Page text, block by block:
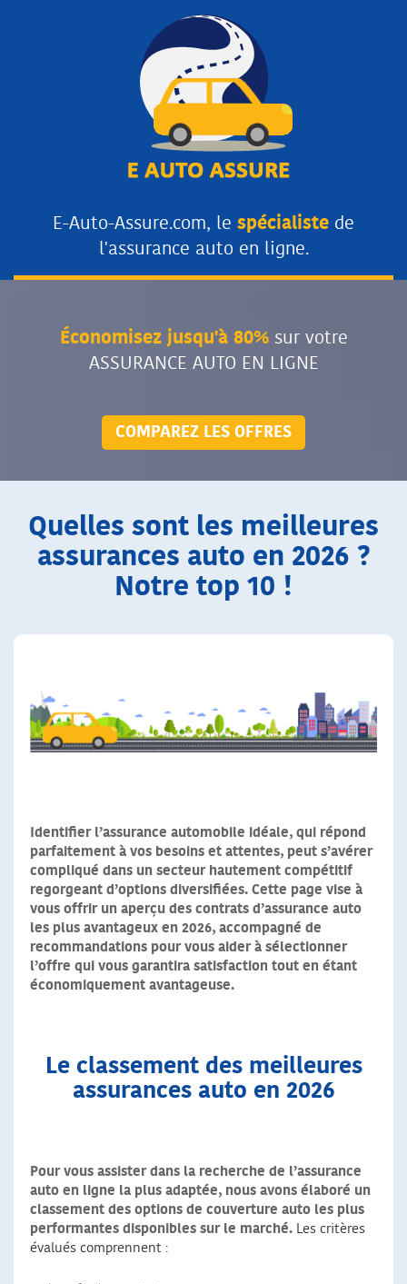
E-Auto-Assure.com, le spécialiste de
l'assurance auto en ligne.
Économisez jusqu'à 80% sur votre
ASSURANCE AUTO EN LIGNE
COMPAREZ LES OFFRES
Quelles sont les meilleures
assurances auto en 2026 ?
Notre top 10 !
Identifier l’assurance automobile idéale, qui répond
parfaitement à vos besoins et attentes, peut s’avérer
compliqué dans un secteur hautement compétitif
regorgeant d’options diversifiées. Cette page vise à
vous offrir un aperçu des contrats d’assurance auto
les plus avantageux en 2026, accompagné de
recommandations pour vous aider à sélectionner
l’offre qui vous garantira satisfaction tout en étant
économiquement avantageuse.
Le classement des meilleures
assurances auto en 2026
Pour vous assister dans la recherche de l’assurance
auto en ligne la plus adaptée, nous avons élaboré un
classement des options de couverture auto les plus
performantes disponibles sur le marché. Les critères
évalués comprennent :